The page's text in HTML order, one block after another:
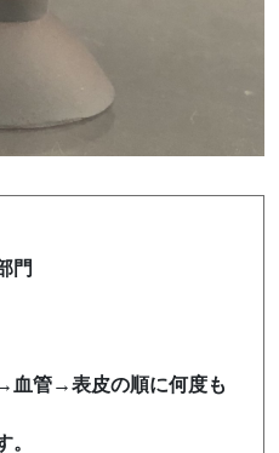
門
血管→表皮の順に何度も
。